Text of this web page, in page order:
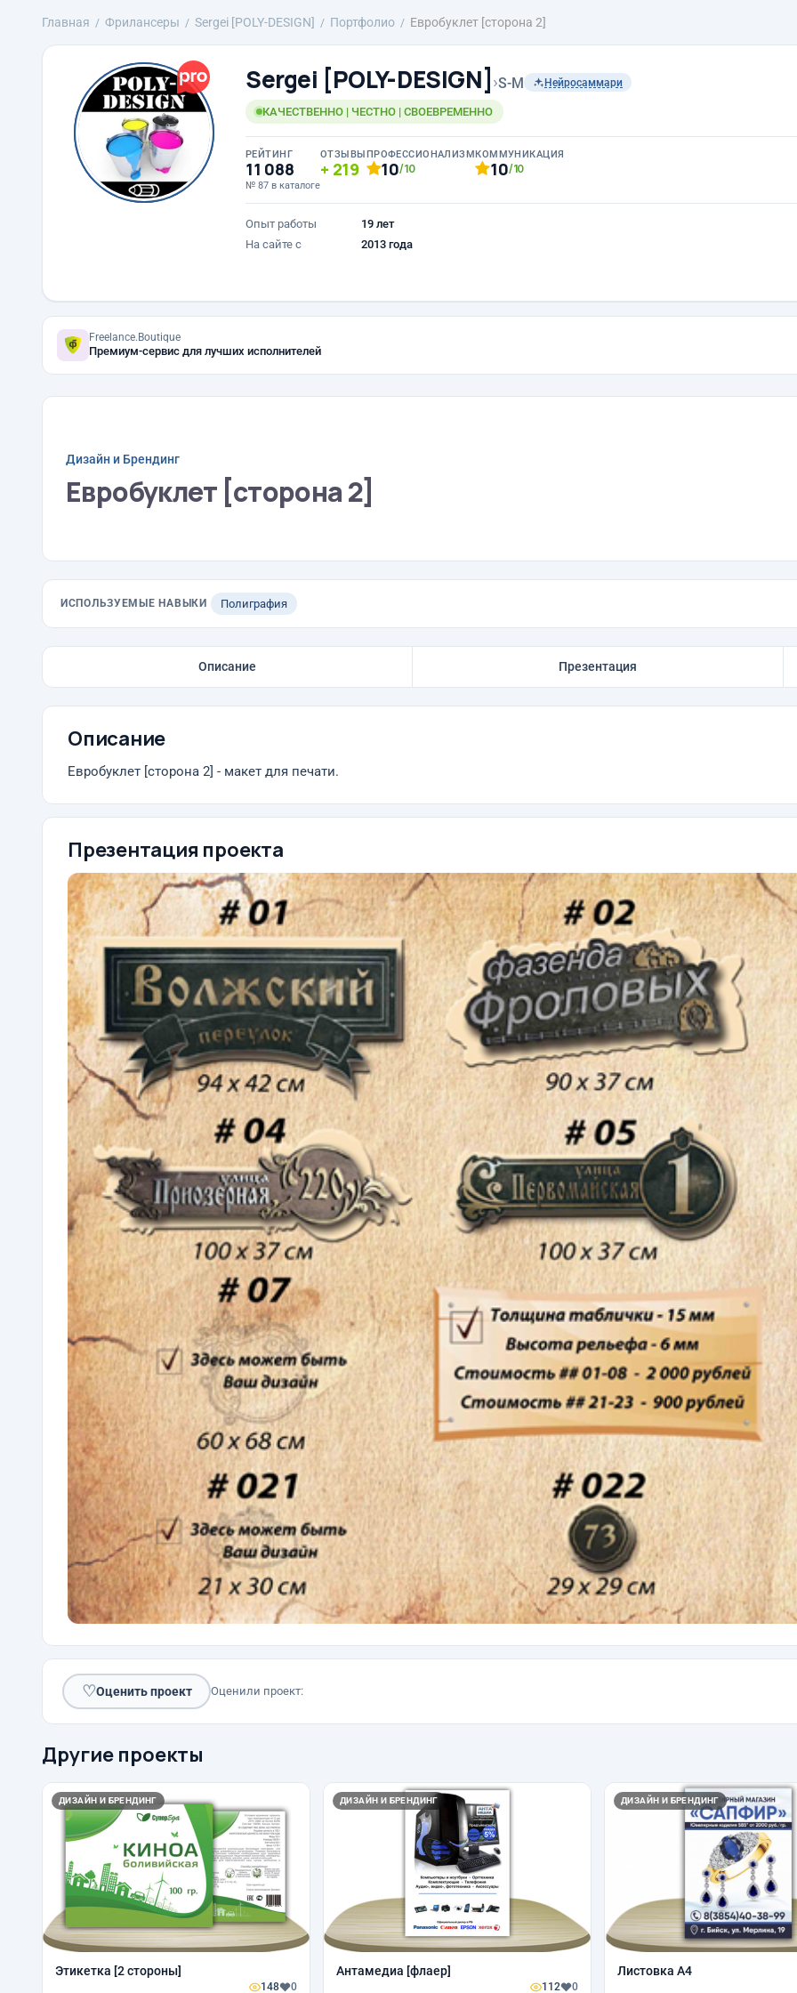
Главная Фрилансеры Sergei [POLY-DESIGN] Портфолио Евробуклет [сторона 2]
Sergei [POLY-DESIGN] ›S-M Нейросаммари
КАЧЕСТВЕННО | ЧЕСТНО | СВОЕВРЕМЕННО
РЕЙТИНГ
11 088
№ 87 в каталоге
ОТЗЫВЫ
219
ПРОФЕССИОНАЛИЗМ
10/10
КОММУНИКАЦИЯ
10/10
Опыт работы
19 лет
На сайте с
2013 года
Freelance.Boutique
Премиум-сервис для лучших исполнителей
Дизайн и Брендинг
Евробуклет [сторона 2]
ИСПОЛЬЗУЕМЫЕ НАВЫКИ Полиграфия
Описание Презентация
Описание
Евробуклет [сторона 2] - макет для печати.
Презентация проекта
♡Оценить проект Оценили проект:
Другие проекты
ДИЗАЙН И БРЕНДИНГ
Этикетка [2 стороны]
148 0
ДИЗАЙН И БРЕНДИНГ
Антамедиа [флаер]
112 0
ДИЗАЙН И БРЕНДИНГ
Листовка А4